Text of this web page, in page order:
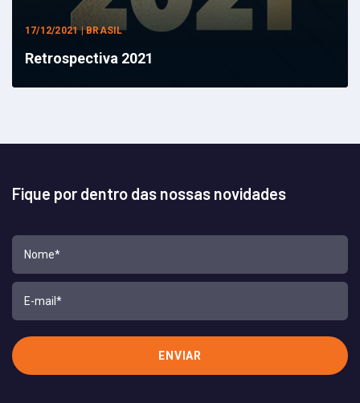
17/12/2021 | BRASIL
Retrospectiva 2021
Fique por dentro das nossas novidades